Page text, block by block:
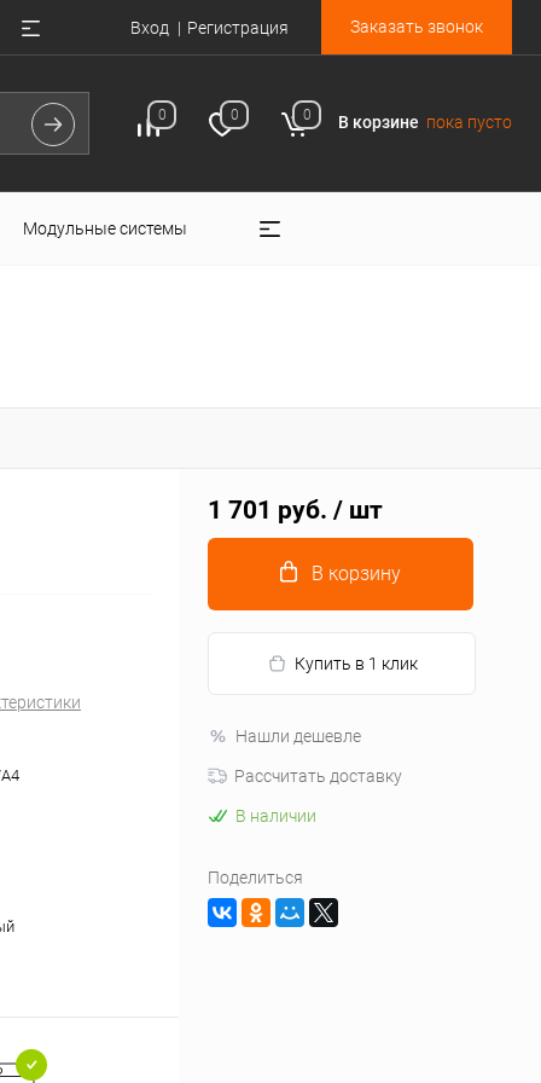
Вход Регистрация Заказать звонок
0 0 0 В корзине пока пусто
Модульные системы
1 701 руб. / шт
В корзину
Купить в 1 клик
Нашли дешевле
Рассчитать доставку
В наличии
Поделиться